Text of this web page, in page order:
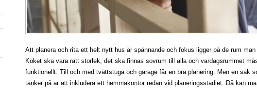
Att planera och rita ett helt nytt hus är spännande och fokus ligger på de rum
Köket ska vara rätt storlek, det ska finnas sovrum till alla och vardagsrummet
funktionellt. Till och med tvättstuga och garage får en bra planering. Men en sak
tänker på ar att inkludera ett hemmakontor redan vid planeringsstadiet. Då kan